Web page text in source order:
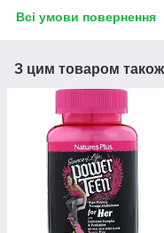
Всі умови повернення
З цим товаром